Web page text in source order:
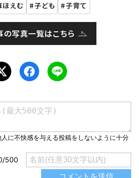
ほえむ 子ども 子育て
の写真一覧はこちら